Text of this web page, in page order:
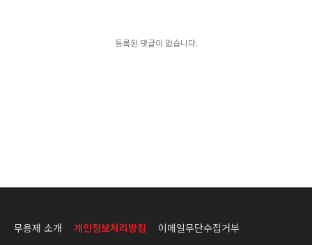
등록된 댓글이 없습니다.
무용제 소개 개인정보처리방침 이메일무단수집거부